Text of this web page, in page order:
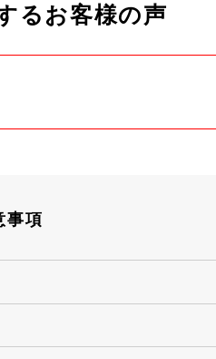
るお客様の声
事項